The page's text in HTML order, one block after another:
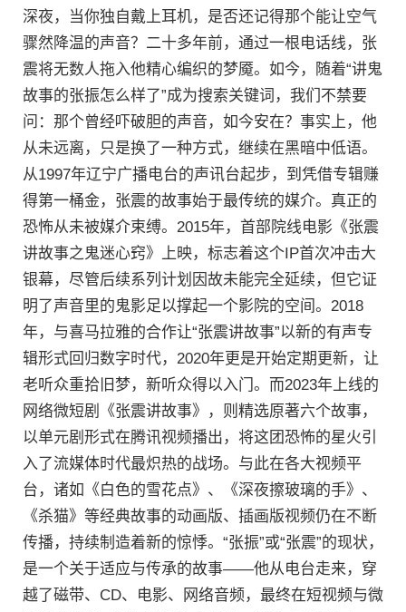
深夜，当你独自戴上耳机，是否还记得那个能让空气
骤然降温的声音？二十多年前，通过一根电话线，张
震将无数人拖入他精心编织的梦魇。如今，随着“讲鬼
故事的张振怎么样了”成为搜索关键词，我们不禁要
问：那个曾经吓破胆的声音，如今安在？事实上，他
从未远离，只是换了一种方式，继续在黑暗中低语。
从1997年辽宁广播电台的声讯台起步，到凭借专辑赚
得第一桶金，张震的故事始于最传统的媒介。真正的
恐怖从未被媒介束缚。2015年，首部院线电影《张震
讲故事之鬼迷心窍》上映，标志着这个IP首次冲击大
银幕，尽管后续系列计划因故未能完全延续，但它证
明了声音里的鬼影足以撑起一个影院的空间。2018
年，与喜马拉雅的合作让“张震讲故事”以新的有声专
辑形式回归数字时代，2020年更是开始定期更新，让
老听众重拾旧梦，新听众得以入门。而2023年上线的
网络微短剧《张震讲故事》，则精选原著六个故事，
以单元剧形式在腾讯视频播出，将这团恐怖的星火引
入了流媒体时代最炽热的战场。与此在各大视频平
台，诸如《白色的雪花点》、《深夜擦玻璃的手》、
《杀猫》等经典故事的动画版、插画版视频仍在不断
传播，持续制造着新的惊悸。“张振”或“张震”的现状，
是一个关于适应与传承的故事——他从电台走来，穿
越了磁带、CD、电影、网络音频，最终在短视频与微